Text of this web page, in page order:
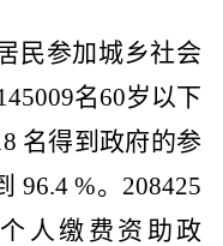
民参加城乡社会
名60岁以下
名得到政府的参
96.4 %。 208425
人缴费资助政